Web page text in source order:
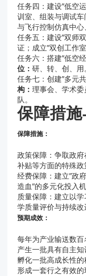
任务四：建设”低空
训室、组装与调试
与飞行控制仿真中心
任务五：建设”双师
证；成立”双创工作室
任务六：搭建”低空
位： 研、转、创、用。
任务七：创建”多元
构： 理事会、学术
队。
保障措
保障措施：
政策保障：争取政
补贴等方面的特殊政
经费保障：建立”政
造血”的多元化投入机
质量保障：建立以
学质量评价与持续改
预期成效：
每年为产业输送数百
产生一批具有自主知
孵化一批高成长性的
形成一套行之有效的